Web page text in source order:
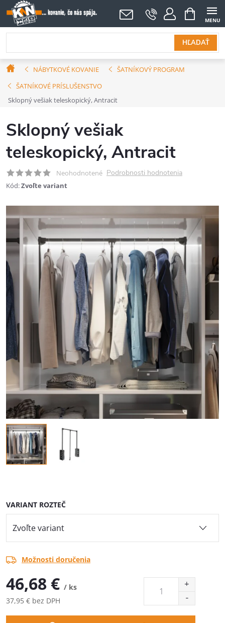
Prejsť
na
obsah
HĽADAŤ
NÁKUPNÝ
KOŠÍK
DomovNÁBYTKOVÉ KOVANIE
ŠATNÍKOVÝ PROGRAM
ŠATNÍKOVÉ PRÍSLUŠENSTVO
Sklopný vešiak teleskopický, Antracit
Sklopný vešiak
teleskopický, Antracit
Neohodnotené Podrobnosti hodnotenia
Kód:Zvoľte variant
VARIANT ROZTEČ
Možnosti doručenia
46,68 € / ks
37,95 € bez DPH